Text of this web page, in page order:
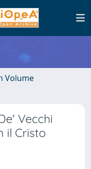
Volume
Vecchi
il Cristo